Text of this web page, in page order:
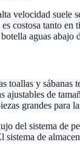
velocidad
costosa tanto
aguas abajo
toallas y
ajustables de
grandes para
del sistema de
de